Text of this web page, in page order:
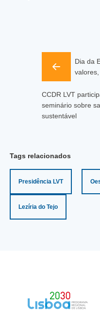
Dia da
CCDR LVT
seminário sobre
sustentável
Tags relacionados
Presidência LVT
Lezíria do Tejo